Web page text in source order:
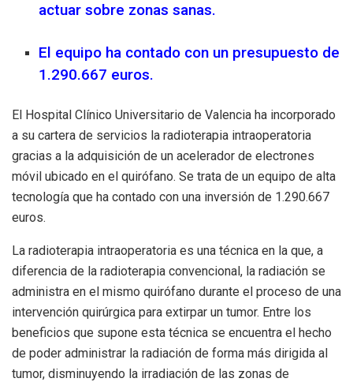
actuar sobre zonas sanas.
El equipo ha contado con un presupuesto de
1.290.667 euros.
El Hospital Clínico Universitario de Valencia ha incorporado
a su cartera de servicios la radioterapia intraoperatoria
gracias a la adquisición de un acelerador de electrones
móvil ubicado en el quirófano. Se trata de un equipo de alta
tecnología que ha contado con una inversión de 1.290.667
euros.
La radioterapia intraoperatoria es una técnica en la que, a
diferencia de la radioterapia convencional, la radiación se
administra en el mismo quirófano durante el proceso de una
intervención quirúrgica para extirpar un tumor. Entre los
beneficios que supone esta técnica se encuentra el hecho
de poder administrar la radiación de forma más dirigida al
tumor, disminuyendo la irradiación de las zonas de